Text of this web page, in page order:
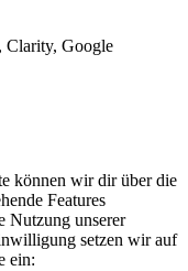
Clarity, Google
können wir dir über die
Features
Nutzung unserer
setzen wir auf
ein: